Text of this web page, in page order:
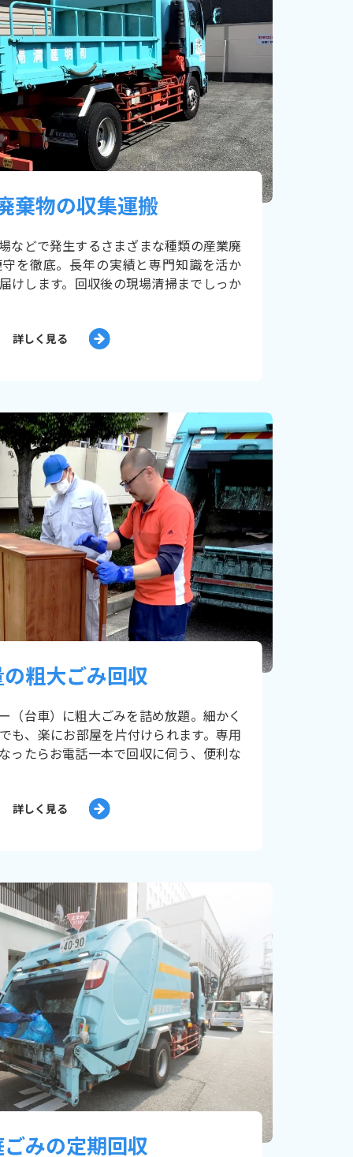
棄物の収集運搬
などで発生するさまざまな種類の産業廃
を徹底。長年の実績と専門知識を活か
けします。回収後の現場清掃までしっか
詳しく見る
粗大ごみ回収
（台車）に粗大ごみを詰め放題。細かく
も、楽にお部屋を片付けられます。専用
ったらお電話一本で回収に伺う、便利な
詳しく見る
みの定期回収